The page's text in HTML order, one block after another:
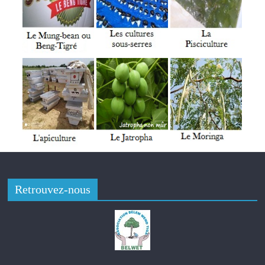
neuve d’une valeur d’environ six-cent mille (600 000) francs
CFA, en plus d’un chèque d’un montant de 250.000 FCFA. Le
Larlé Naaba Tigré, présent lors de cette cérémonie de départ
à la retraite, a salué la pionnière qu’est Mme Ouedraogo, pour
avoir tenu depuis juin 2003 à nos jours. C’est ainsi qu’il a
souhaité à l’intéressée de bien jouir de sa retraite, tout en
l’invitant à rester active.
Tenue de l’Enquête nationale nutritionnelle (ENN) 2022 au
Burkina Faso
Retrouvez-nous